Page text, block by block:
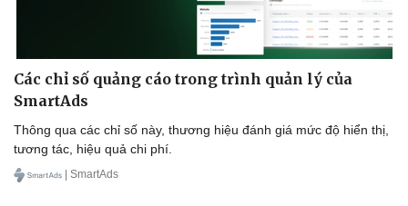
Các chỉ số quảng cáo trong trình quản lý của
SmartAds
Thông qua các chỉ số này, thương hiệu đánh giá mức độ hiển thị,
tương tác, hiệu quả chi phí.
| SmartAds